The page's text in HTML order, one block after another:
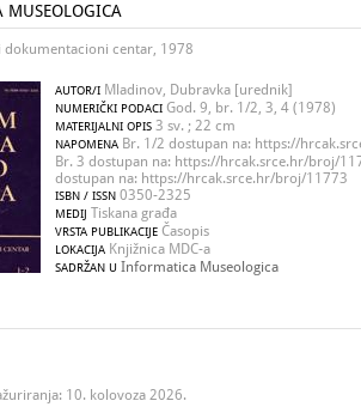
MUSEOLOGICA
dokumentacioni centar, 1978
AUTOR/I Mladinov, Dubravka [urednik]
NUMERIČKI PODACI God. 9, br. 1/2, 3, 4 (1978)
MATERIJALNI OPIS 3 sv. ; 22 cm
NAPOMENA Br. 1/2 dostupan na: https://
Br. 3 dostupan na: https://hrcak.srce.hr/broj/
dostupan na: https://hrcak.srce.hr/broj/11773
ISBN / ISSN 0350-2325
MEDIJ Tiskana građa
VRSTA PUBLIKACIJE Časopis
LOKACIJA Knjižnica MDC-a
SADRŽAN U Informatica Museologica
10. kolovoza 2026.